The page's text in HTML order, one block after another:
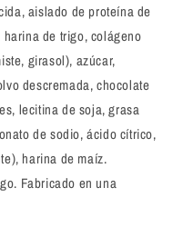
aislado de proteína de
de trigo, colágeno
girasol), azúcar,
descremada, chocolate
lecitina de soja, grasa
de sodio, ácido cítrico,
harina de maíz.
Fabricado en una